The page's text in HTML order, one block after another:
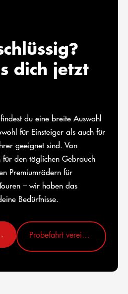
dich jetzt
du eine breite Auswahl
für Einsteiger als auch für
geeignet sind. Von
den täglichen Gebrauch
Premiumrädern für
– wir haben das
Bedürfnisse.
Probefahrt vereinbaren